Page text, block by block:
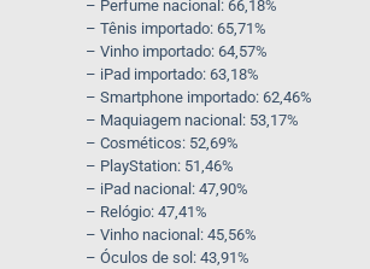
– Perfume nacional: 66,18%
– Tênis importado: 65,71%
– Vinho importado: 64,57%
– iPad importado: 63,18%
– Smartphone importado: 62,46%
– Maquiagem nacional: 53,17%
– Cosméticos: 52,69%
– PlayStation: 51,46%
– iPad nacional: 47,90%
– Relógio: 47,41%
– Vinho nacional: 45,56%
– Óculos de sol: 43,91%